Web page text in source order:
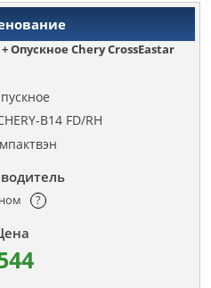
Опускное Chery CrossEastar
B14 FD/RH
?